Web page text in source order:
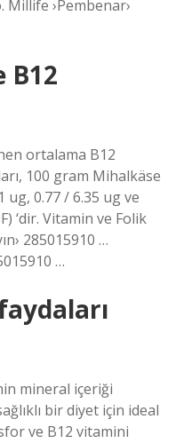
Millife ›Pembenar›
B12
ortalama B12
100 gram Mihalkäse
ug, 0.77 / 6.35 ug ve
‘dir. Vitamin ve Folik
285015910 …
…
mineral içeriği
bir diyet için ideal
ve B12 vitamini